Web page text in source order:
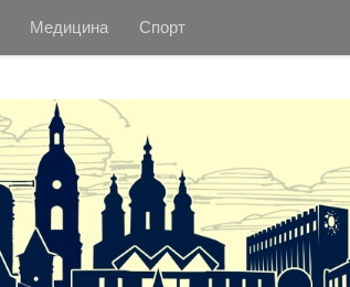
Медицина Спорт